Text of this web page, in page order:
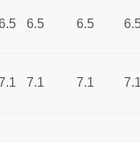
6.5 6.5
7.1 7.1